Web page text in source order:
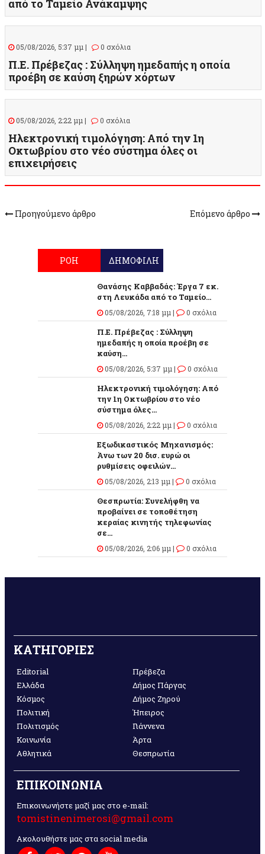
από το Ταμείο Ανάκαμψης
05/08/2026, 5:37 μμ | 0 σχόλια
Π.Ε. Πρέβεζας : Σύλληψη ημεδαπής η οποία
προέβη σε καύση ξηρών χόρτων
05/08/2026, 2:22 μμ | 0 σχόλια
Ηλεκτρονική τιμολόγηση: Από την 1η
Οκτωβρίου στο νέο σύστημα όλες οι
επιχειρήσεις
Προηγούμενο άρθρο Επόμενο άρθρο
ΡΟΗ ΔΗΜΟΦΙΛΗ
Θανάσης Καββαδάς: Έργα 7 εκ.
στη Λευκάδα από το Ταμείο...
05/08/2026, 7:18 μμ | 0 σχόλια
Π.Ε. Πρέβεζας : Σύλληψη
ημεδαπής η οποία προέβη σε
καύση...
05/08/2026, 5:37 μμ | 0 σχόλια
Ηλεκτρονική τιμολόγηση: Από
την 1η Οκτωβρίου στο νέο
σύστημα όλες...
05/08/2026, 2:22 μμ | 0 σχόλια
Εξωδικαστικός Μηχανισμός:
Άνω των 20 δισ. ευρώ οι
ρυθμίσεις οφειλών...
05/08/2026, 2:13 μμ | 0 σχόλια
Θεσπρωτία: Συνελήφθη να
προβαίνει σε τοποθέτηση
κεραίας κινητής τηλεφωνίας
σε...
05/08/2026, 2:06 μμ | 0 σχόλια
ΚΑΤΗΓΟΡΙΕΣ
Editorial
Ελλάδα
Κόσμος
Πολιτική
Πολιτισμός
Κοινωνία
Αθλητικά
Πρέβεζα
Δήμος Πάργας
Δήμος Ζηρού
Ήπειρος
Γιάννενα
Άρτα
Θεσπρωτία
ΕΠΙΚΟΙΝΩΝΙΑ
Επικοινωνήστε μαζί μας στο e-mail:
tomistinenimerosi@gmail.com
Ακολουθήστε μας στα social media